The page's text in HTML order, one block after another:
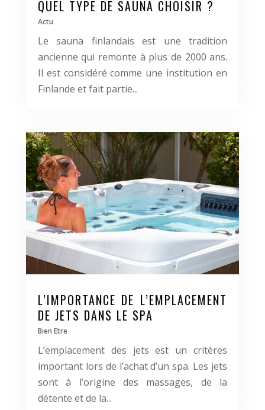
QUEL TYPE DE SAUNA CHOISIR ?
Actu
Le sauna finlandais est une tradition
ancienne qui remonte à plus de 2000 ans.
Il est considéré comme une institution en
Finlande et fait partie...
L’IMPORTANCE DE L’EMPLACEMENT
DE JETS DANS LE SPA
Bien Etre
L’emplacement des jets est un critères
important lors de l’achat d’un spa. Les jets
sont à l’origine des massages, de la
détente et de la...